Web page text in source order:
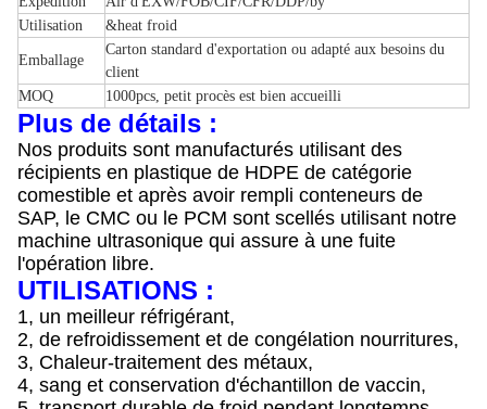
Utilisation
&heat froid
Emballage
Carton standard d'exportation ou adapté aux besoins du
client
MOQ
1000pcs, petit procès est bien accueilli
Plus de détails :
Nos produits sont manufacturés utilisant des
récipients en plastique de HDPE de catégorie
comestible et après avoir rempli conteneurs de
SAP, le CMC ou le PCM sont scellés utilisant notre
machine ultrasonique qui assure à une fuite
l'opération libre.
UTILISATIONS :
1, un meilleur réfrigérant,
2, de refroidissement et de congélation nourritures,
3, Chaleur-traitement des métaux,
4, sang et conservation d'échantillon de vaccin,